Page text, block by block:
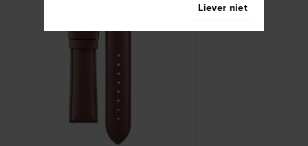
Liever niet